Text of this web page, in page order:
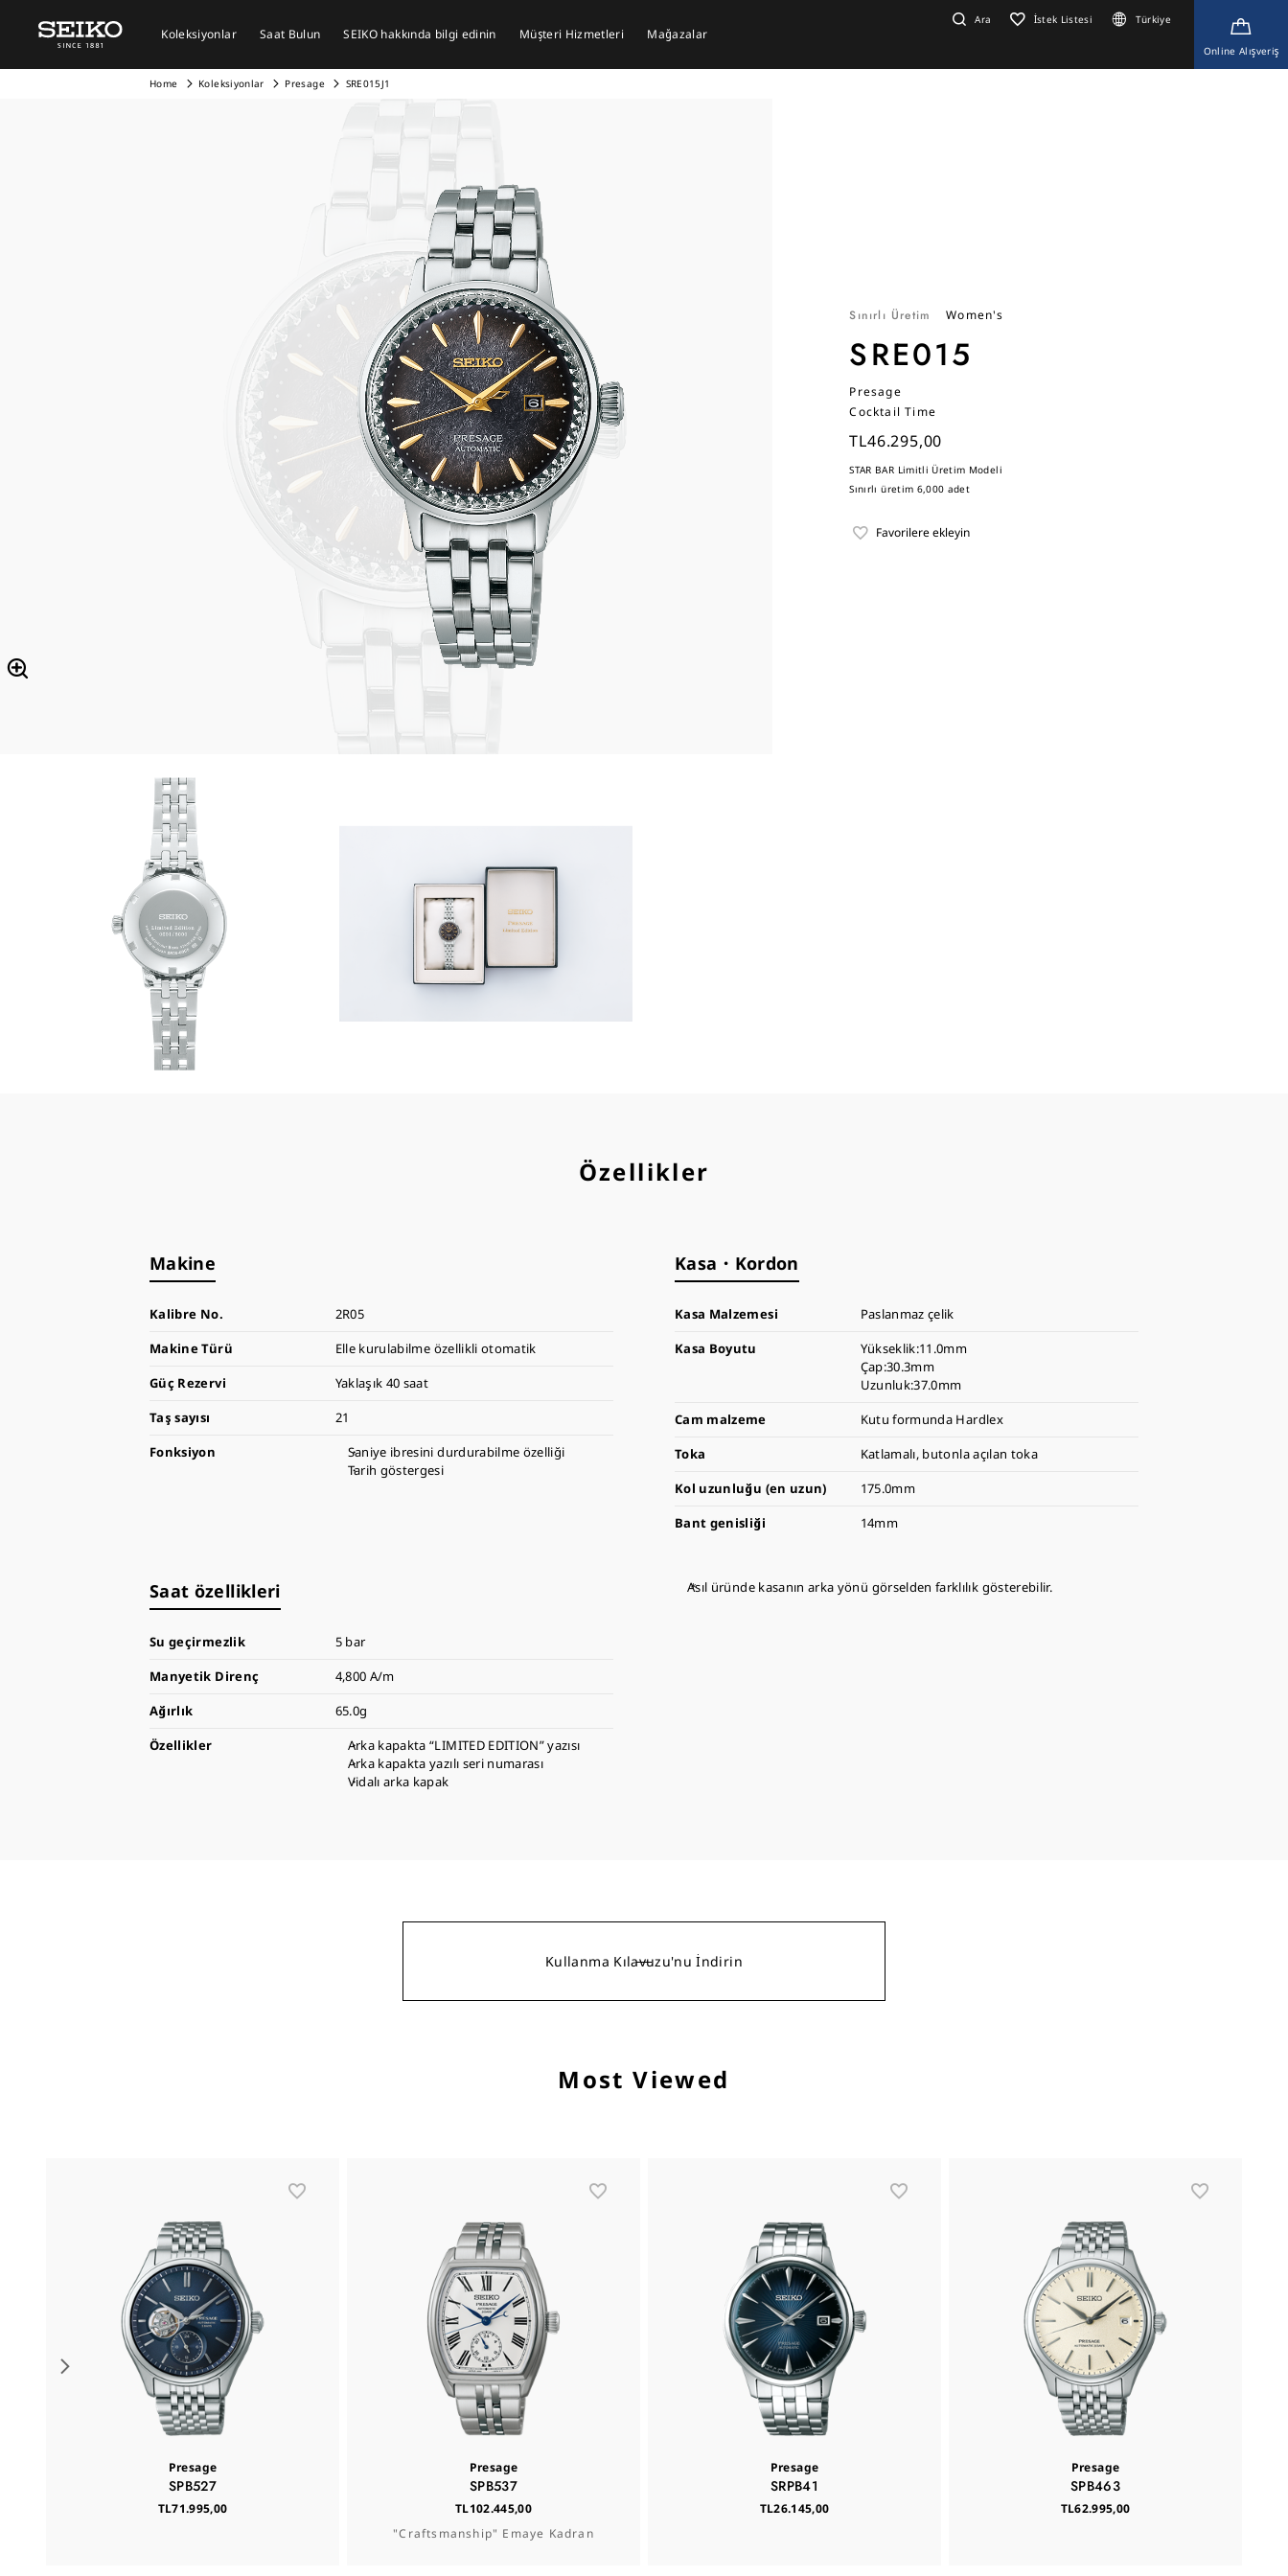
Koleksiyonlar Saat Bulun SEIKO hakkında bilgi edinin Müşteri Hizmetleri Mağazalar
Ara İstek Listesi Türkiye
Online Alışveriş
Home Koleksiyonlar Presage SRE015J1
Sınırlı Üretim Women's
SRE015
Presage
Cocktail Time
TL46.295,00
STAR BAR Limitli Üretim Modeli
Sınırlı üretim 6,000 adet
Favorilere ekleyin
Özellikler
Makine
Kalibre No.
2R05
Makine Türü
Elle kurulabilme özellikli otomatik
Güç Rezervi
Yaklaşık 40 saat
Taş sayısı
21
Fonksiyon
Saniye ibresini durdurabilme özelliği
Tarih göstergesi
Kasa・Kordon
Kasa Malzemesi
Paslanmaz çelik
Kasa Boyutu
Yükseklik:11.0mm
Çap:30.3mm
Uzunluk:37.0mm
Cam malzeme
Kutu formunda Hardlex
Toka
Katlamalı, butonla açılan toka
Kol uzunluğu (en uzun)
175.0mm
Bant genisliği
14mm
Saat özellikleri
Su geçirmezlik
5 bar
Manyetik Direnç
4,800 A/m
Ağırlık
65.0g
Özellikler
Arka kapakta “LIMITED EDITION” yazısı
Arka kapakta yazılı seri numarası
Vidalı arka kapak
Asıl üründe kasanın arka yönü görselden farklılık gösterebilir.
Kullanma Kılavuzu'nu İndirin
Most Viewed
Presage
SPB527
TL71.995,00
Presage
SPB537
TL102.445,00
"Craftsmanship" Emaye Kadran
Presage
SRPB41
TL26.145,00
Presage
SPB463
TL62.995,00